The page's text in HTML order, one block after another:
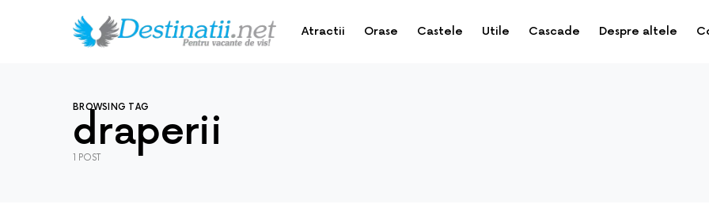
Atractii Orase Castele Utile Cascade Despre altele
BROWSING TAG
draperii
1 POST